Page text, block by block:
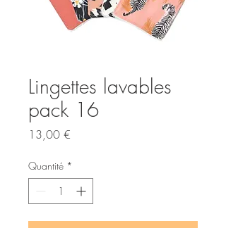
Lingettes lavables
pack 16
13,00 €
Quantité *